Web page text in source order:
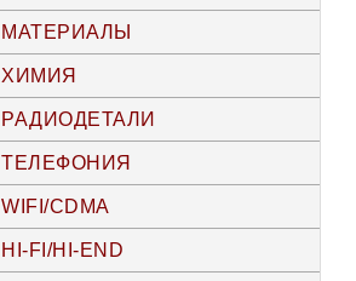
МАТЕРИАЛЫ
ХИМИЯ
РАДИОДЕТАЛИ
ТЕЛЕФОНИЯ
WIFI/CDMA
HI-FI/HI-END